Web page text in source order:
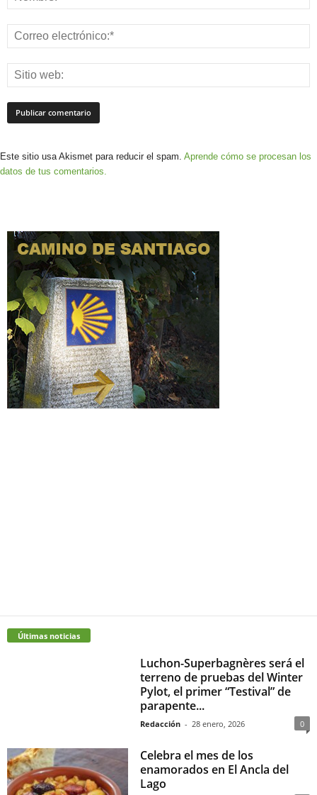
Este sitio usa Akismet para reducir el spam. Aprende cómo se procesan los
datos de tus comentarios.
Últimas noticias
Luchon-Superbagnères será el
terreno de pruebas del Winter
Pylot, el primer “Testival” de
parapente...
Redacción - 28 enero, 2026 0
Celebra el mes de los
enamorados en El Ancla del
Lago